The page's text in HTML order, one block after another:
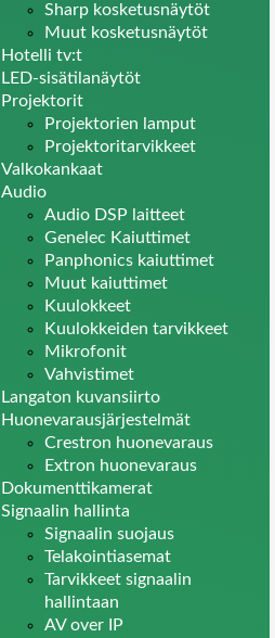
Sharp kosketusnäytöt
Muut kosketusnäytöt
Hotelli tv:t
LED-sisätilanäytöt
Projektorit
Projektorien lamput
Projektoritarvikkeet
Valkokankaat
Audio
Audio DSP laitteet
Genelec Kaiuttimet
Panphonics kaiuttimet
Muut kaiuttimet
Kuulokkeet
Kuulokkeiden tarvikkeet
Mikrofonit
Vahvistimet
Langaton kuvansiirto
Huonevarausjärjestelmät
Crestron huonevaraus
Extron huonevaraus
Dokumenttikamerat
Signaalin hallinta
Signaalin suojaus
Telakointiasemat
Tarvikkeet signaalin
hallintaan
AV over IP